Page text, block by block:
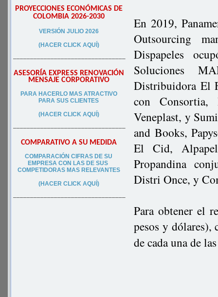
PROYECCIONES ECONÓMICAS DE
COLOMBIA 2026-2030
VERSIÓN JULIO 2026
(HACER CLICK AQUÍ)
–––––––––––––––––––––––––––––––––
ASESORÍA EXPRESS RENOVACIÓN
MENSAJE CORPORATIVO
PARA HACERLO MAS ATRACTIVO
PARA SUS CLIENTES
(HACER CLICK AQUÍ)
–––––––––––––––––––––––––––––––––
COMPARATIVO A SU MEDIDA
COMPARACIÓN CIFRAS DE SU
EMPRESA CON LAS DE SUS
COMPETIDORAS MAS RELEVANTES
(HACER CLICK AQUÍ)
–––––––––––––––––––––––––––––––––
En 2019,
Outsourcing
Dispapeles
Soluciones
Distribuidora El
con Consortia,
Veneplast, y
and Books,
El Cid,
Propandina
Distri Once, y
Para obtener el
pesos y dólares),
de cada una de